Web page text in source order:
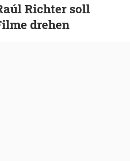
Richter soll
drehen